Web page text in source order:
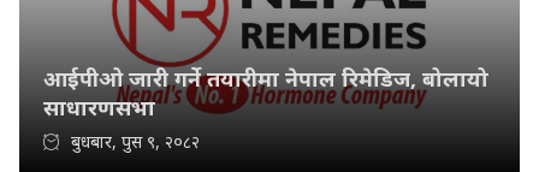
आईपीओ जारी गर्ने तयारीमा नेपाल रिमेडिज, बोलायो
साधारणसभा
बुधबार, पुस ९, २०८२